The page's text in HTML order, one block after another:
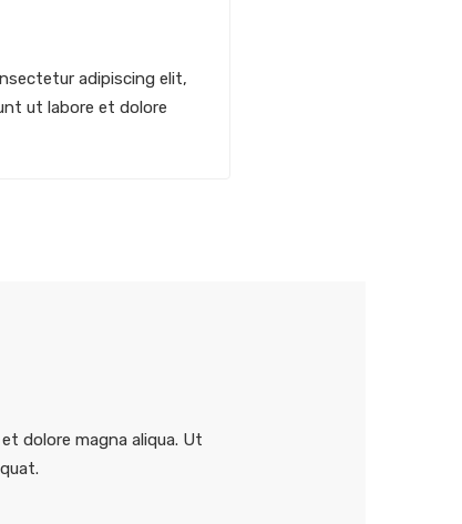
adipiscing elit,
ut labore et dolore
dolore magna aliqua. Ut